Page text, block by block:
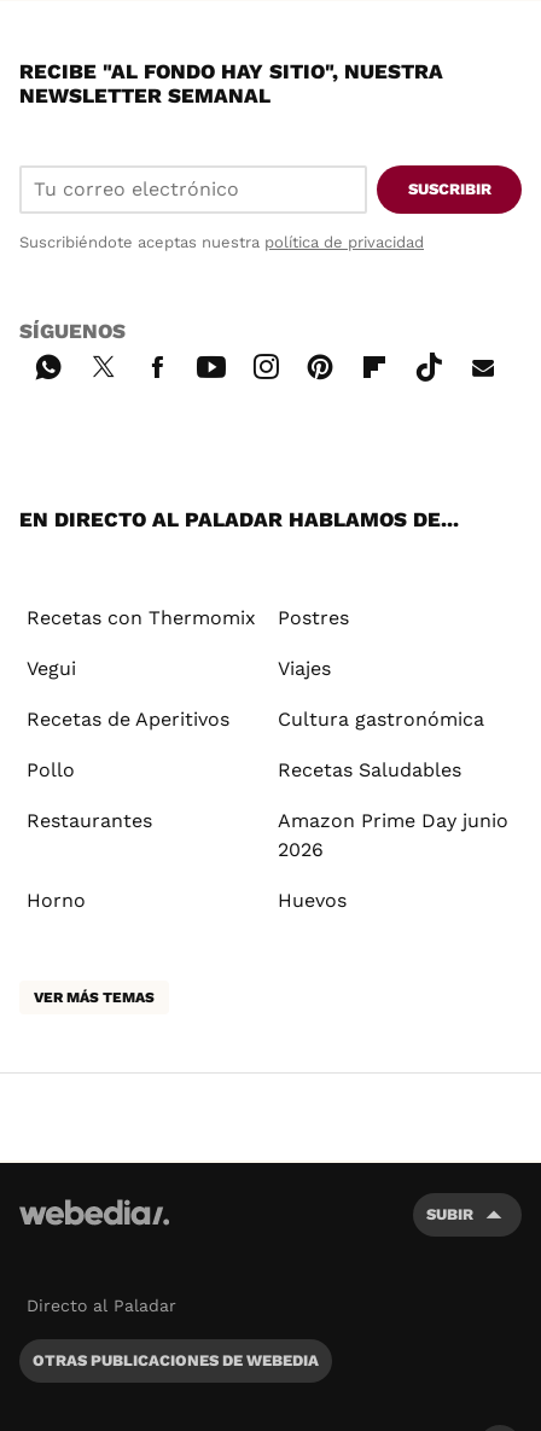
RECIBE "AL FONDO HAY SITIO", NUESTRA
NEWSLETTER SEMANAL
SUSCRIBIR
Suscribiéndote aceptas nuestra política de privacidad
SÍGUENOS
EN DIRECTO AL PALADAR HABLAMOS DE...
Recetas con Thermomix Postres
Vegui Viajes
Recetas de Aperitivos Cultura gastronómica
Pollo Recetas Saludables
Restaurantes
Amazon Prime Day junio
2026
Horno Huevos
VER MÁS TEMAS
SUBIR
Directo al Paladar
OTRAS PUBLICACIONES DE WEBEDIA